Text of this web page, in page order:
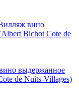
выдержанное
de Nuits-Villages)